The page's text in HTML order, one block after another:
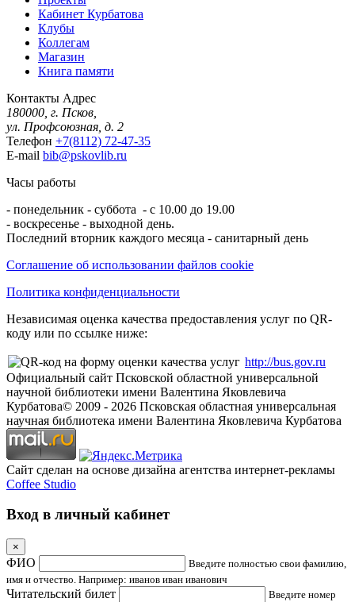
Кабинет Курбатова
Клубы
Коллегам
Магазин
Книга памяти
Контакты Адрес
180000, г. Псков,
ул. Профсоюзная, д. 2
Телефон +7(8112) 72-47-35
E-mail bib@pskovlib.ru
Часы работы
- понедельник - суббота - с 10.00 до 19.00
- воскресенье - выходной день.
Последний вторник каждого месяца - санитарный день
Соглашение об использовании файлов cookie
Политика конфиденциальности
Независимая оценка качества предоставления услуг по QR-
коду или по ссылке ниже:
http://bus.gov.ru
Официальный сайт Псковской областной универсальной
научной библиотеки имени Валентина Яковлевича
Курбатова© 2009 - 2026 Псковская областная универсальная
научная библиотека имени Валентина Яковлевича Курбатова
Сайт сделан на основе дизайна агентства интернет-рекламы
Coffee Studio
Вход в личный кабинет
×
ФИО
Введите полностью свои фамилию,
имя и отчество. Например: иванов иван иванович
Читательский билет
Введите номер